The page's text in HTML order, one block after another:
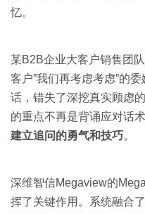
忆。
某B2B企业大客户销售团
客户”我们再考虑考虑”的
话，错失了深挖真实顾虑
的重点不再是背诵应对话
建立追问的勇气和技巧。
深维智信Megaview的
挥了关键作用。系统融合